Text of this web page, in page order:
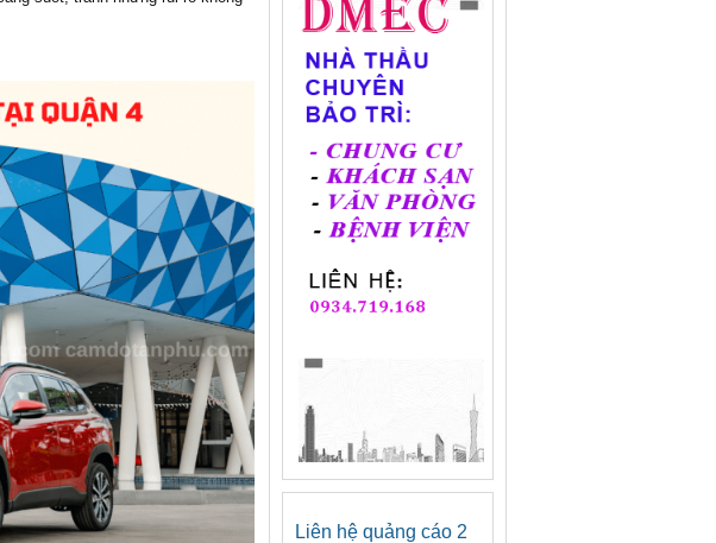
Liên hệ quảng cáo 2